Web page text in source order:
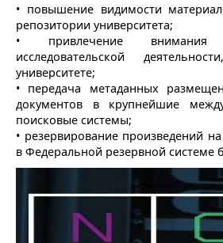
• повышение видимости
репозитории университета;
• привлечение внимания
исследовательской
университете;
• передача метаданных
документов в крупнейшие
поисковые системы;
• резервирование произведений
в Федеральной резервной системе